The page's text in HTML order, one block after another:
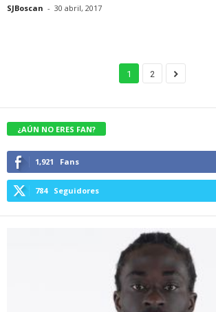
SJBoscan - 30 abril, 2017
1 2
¿AÚN NO ERES FAN?
1,921 Fans
784 Seguidores